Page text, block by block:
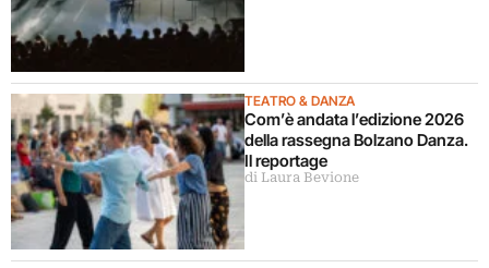
TEATRO & DANZA
Com’è andata l’edizione 2026
della rassegna Bolzano Danza.
Il reportage
di Laura Bevione